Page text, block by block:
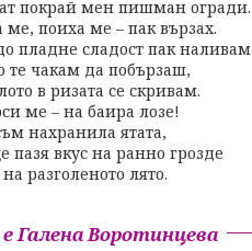
покрай мен пишман огради.
ме, поиха ме – пак вързах.
пладне сладост пак наливам
те чакам да побързаш,
в ризата се скривам.
ме – на баира лозе!
нахранила ятата,
пазя вкус на ранно грозде
разголеното лято.
Галена Воротинцева